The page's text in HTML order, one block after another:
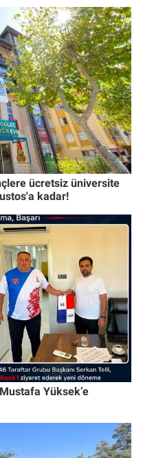
ücretsiz üniversite
kadar!
Yüksek’e